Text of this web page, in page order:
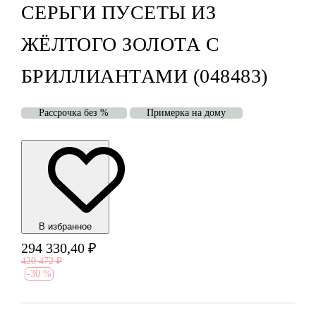
СЕРЬГИ ПУСЕТЫ ИЗ
ЖЁЛТОГО ЗОЛОТА С
БРИЛЛИАНТАМИ (048483)
Рассрочка без % Примерка на дому
В избранноe
294 330,40 ₽
420 472 ₽
-30 %